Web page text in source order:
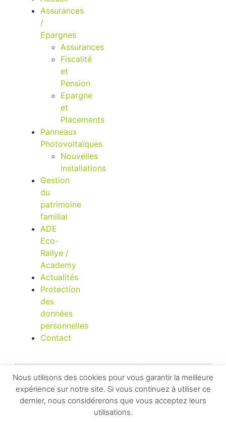
Assurances
/
Epargnes
Assurances
Fiscalité
et
Pension
Epargne
et
Placements
Panneaux
Photovoltaïques
Nouvelles
installations
Gestion
du
patrimoine
familial
ADE
Eco-
Rallye /
Academy
Actualités
Protection
des
données
personnelles
Contact
© 2021 Tous droits réservés.
Confidentialité et vie privée
Nous utilisons des cookies pour vous garantir la meilleure
expérience sur notre site. Si vous continuez à utiliser ce
dernier, nous considérerons que vous acceptez leurs
utilisations.